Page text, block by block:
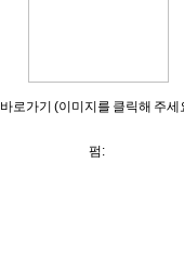
바로가기 (이미지를 클릭해 주세
펌: